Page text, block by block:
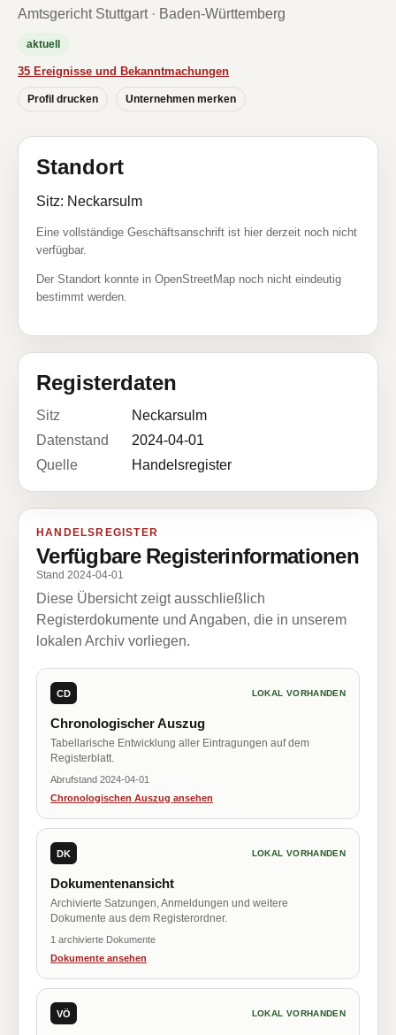
Amtsgericht Stuttgart · Baden-Württemberg
aktuell
35 Ereignisse und Bekanntmachungen
Profil drucken Unternehmen merken
Standort
Sitz: Neckarsulm
Eine vollständige Geschäftsanschrift ist hier derzeit noch nicht
verfügbar.
Der Standort konnte in OpenStreetMap noch nicht eindeutig
bestimmt werden.
Registerdaten
Sitz
Neckarsulm
Datenstand
2024-04-01
Quelle
Handelsregister
HANDELSREGISTER
Verfügbare Registerinformationen
Stand 2024-04-01
Diese Übersicht zeigt ausschließlich
Registerdokumente und Angaben, die in unserem
lokalen Archiv vorliegen.
CD LOKAL VORHANDEN
Chronologischer Auszug
Tabellarische Entwicklung aller Eintragungen auf dem
Registerblatt.
Abrufstand 2024-04-01
Chronologischen Auszug ansehen
DK LOKAL VORHANDEN
Dokumentenansicht
Archivierte Satzungen, Anmeldungen und weitere
Dokumente aus dem Registerordner.
1 archivierte Dokumente
Dokumente ansehen
VÖ LOKAL VORHANDEN